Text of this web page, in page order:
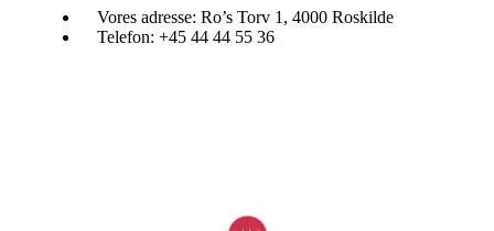
Vores adresse: Ro’s Torv 1, 4000 Roskilde
Telefon: +45 44 44 55 36